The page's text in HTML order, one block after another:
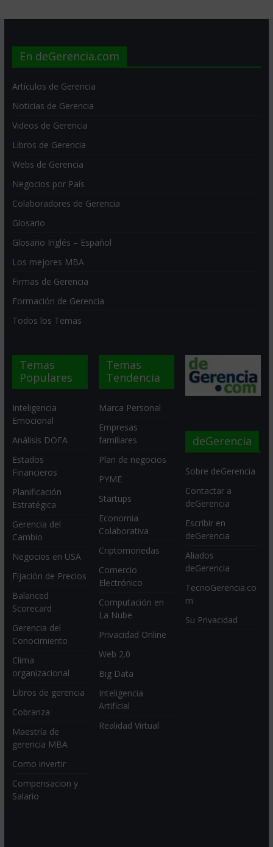
En deGerencia.com
Artículos de Gerencia
Noticias de Gerencia
Videos de Gerencia
Libros de Gerencia
Webs de Gerencia
Negocios por País
Colaboradores de Gerencia
Glosario
Glosario Inglés – Español
Los mejores MBA
Firmas de Gerencia
Formación de Gerencia
Todos los Temas
Temas
Populares
Inteligencia
Emocional
Análisis DOFA
Estados
Financieros
Planificación
Estratégica
Gerencia del
Cambio
Negocios en USA
Fijación de Precios
Balanced
Scorecard
Gerencia del
Conocimiento
Clima
organizacional
Libros de gerencia
Cobranza
Maestría de
gerencia MBA
Como invertir
Compensacion y
Salario
Temas
Tendencia
Marca Personal
Empresas
familiares
Plan de negocios
PYME
Startups
Economia
Colaborativa
Criptomonedas
Comercio
Electrónico
Computación en
La Nube
Privacidad Online
Web 2.0
Big Data
Inteligencia
Artificial
Realidad Virtual
deGerencia
Sobre deGerencia
Contactar a
deGerencia
Escribir en
deGerencia
Aliados
deGerencia
TecnoGerencia.co
m
Su Privacidad